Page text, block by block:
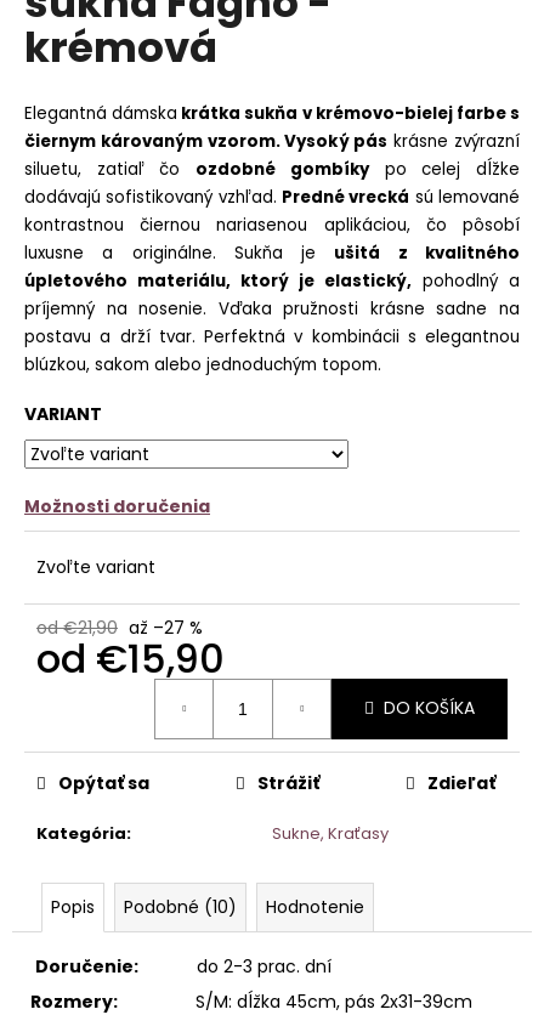
z
5
hviezdičiek.
krémová
Elegantná dámska krátka sukňa v krémovo-bielej farbe s
čiernym károvaným vzorom. Vysoký pás krásne zvýrazní
siluetu, zatiaľ čo ozdobné gombíkypo celej dĺžke
dodávajú sofistikovaný vzhľad. Predné vrecká sú lemované
kontrastnou čiernou nariasenou aplikáciou, čo pôsobí
luxusne a originálne. Sukňa je ušitá z kvalitného
úpletového materiálu, ktorý je elastický, pohodlný a
príjemný na nosenie. Vďaka pružnosti krásne sadne na
postavu a drží tvar. Perfektná v kombinácii s elegantnou
blúzkou, sakom alebo jednoduchým topom.
VARIANT
Možnosti doručenia
Zvoľte variant
od €21,90 až –27 %
od €15,90
DO KOŠÍKA
Kategória: Sukne, Kraťasy
Opýtať sa Strážiť Zdieľať
Popis Podobné (10) Hodnotenie
Doručenie:
do 2-3 prac. dní
Rozmery: S/M: dĺžka 45cm, pás 2x31-39cm
a
m
VRÚBKOVANÉ
ELASTICKÉ
LEGÍNY
MIA
-
TMAVOBÉŽOVÉ
€9,90
Pôvodne:
€15,90